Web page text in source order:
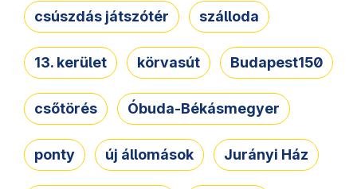
csúszdás játszótér szálloda
13. kerület körvasút Budapest150
csőtörés Óbuda-Békásmegyer
ponty új állomások Jurányi Ház